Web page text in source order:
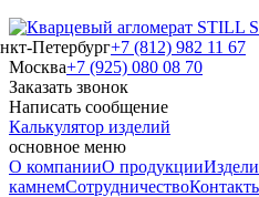
Петербург+7 (812) 982 11 67
Москва+7 (925) 080 08 70
Заказать звонок
Написать сообщение
Калькулятор изделий
основное меню
О компанииО продукции
камнемСотрудничество